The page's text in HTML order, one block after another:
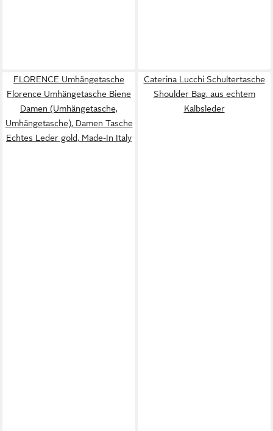
FLORENCE Umhängetasche
Florence Umhängetasche Biene
Damen (Umhängetasche,
Umhängetasche), Damen Tasche
Echtes Leder gold, Made-In Italy
Caterina Lucchi Schultertasche
Shoulder Bag, aus echtem
Kalbsleder